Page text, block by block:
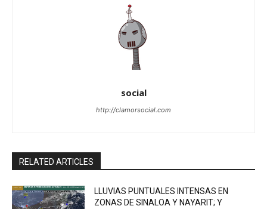
social
http://clamorsocial.com
RELATED ARTICLES
LLUVIAS PUNTUALES INTENSAS EN
ZONAS DE SINALOA Y NAYARIT; Y